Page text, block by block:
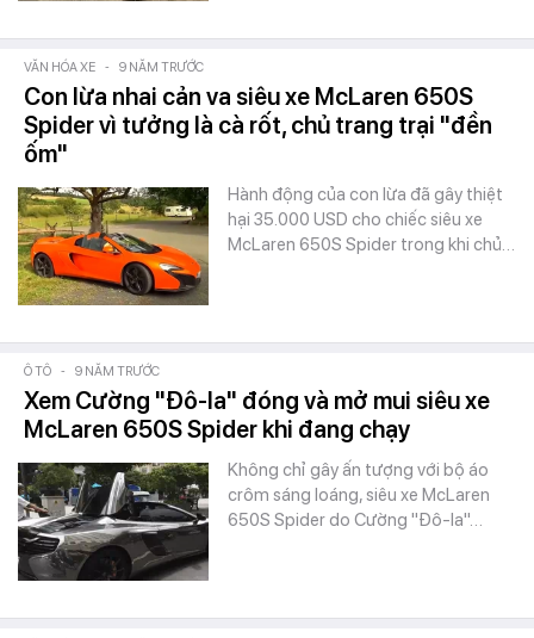
VĂN HÓA XE - 9 NĂM TRƯỚC
Con lừa nhai cản va siêu xe McLaren 650S
Spider vì tưởng là cà rốt, chủ trang trại "đền
ốm"
Hành động của con lừa đã gây thiệt
hại 35.000 USD cho chiếc siêu xe
McLaren 650S Spider trong khi chủ…
Ô TÔ - 9 NĂM TRƯỚC
Xem Cường "Đô-la" đóng và mở mui siêu xe
McLaren 650S Spider khi đang chạy
Không chỉ gây ấn tượng với bộ áo
crôm sáng loáng, siêu xe McLaren
650S Spider do Cường "Đô-la"…